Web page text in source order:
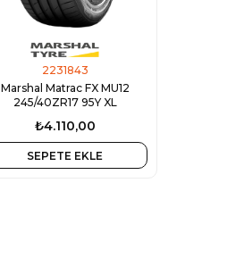
2231843
Marshal Matrac FX MU12
245/40ZR17 95Y XL
₺4.110,00
SEPETE EKLE